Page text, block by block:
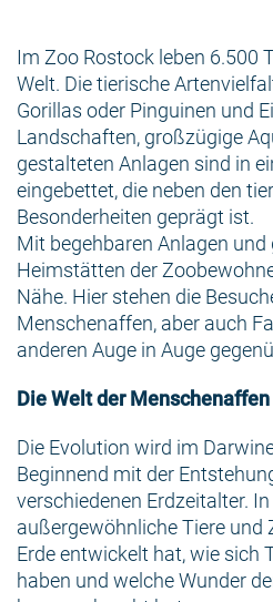
Im Zoo Rostock leben 6.500
Welt. Die tierische
Gorillas oder Pinguinen und
Landschaften, großzügige
gestalteten Anlagen sind in
eingebettet, die neben den
Besonderheiten geprägt ist.
Mit begehbaren Anlagen
Heimstätten der
Nähe. Hier stehen die
Menschenaffen, aber auch
anderen Auge in Auge
Die Welt der
Die Evolution wird im
Beginnend mit der
verschiedenen Erdzeitalter.
außergewöhnliche Tiere und
Erde entwickelt hat, wie sich
haben und welche Wunder